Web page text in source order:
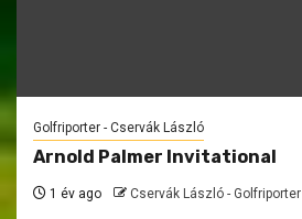
Golfriporter - Cservák László
Arnold Palmer Invitational
1 év ago Cservák László - Golfriporter